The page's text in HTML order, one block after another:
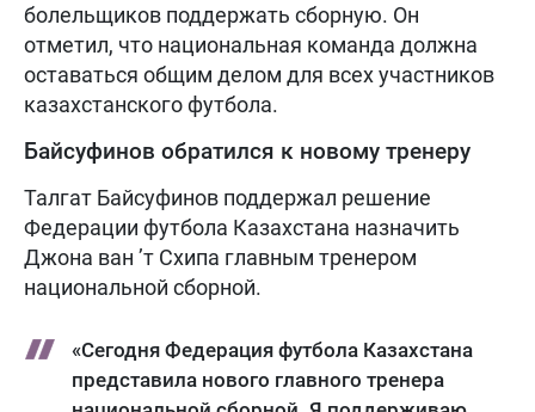
болельщиков поддержать сборную. Он
отметил, что национальная команда должна
оставаться общим делом для всех участников
казахстанского футбола.
Байсуфинов обратился к новому тренеру
Талгат Байсуфинов поддержал решение
Федерации футбола Казахстана назначить
Джона ван ’т Схипа главным тренером
национальной сборной.
«Сегодня Федерация футбола Казахстана
представила нового главного тренера